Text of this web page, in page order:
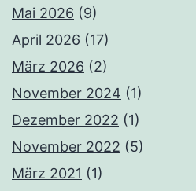
Mai 2026 (9)
April 2026 (17)
März 2026 (2)
November 2024 (1)
Dezember 2022 (1)
November 2022 (5)
März 2021 (1)